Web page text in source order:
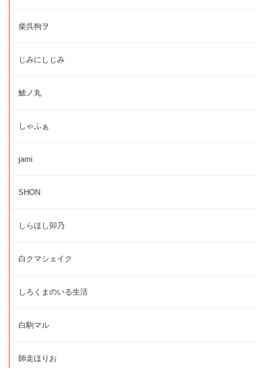
柴呉狗ヲ
じみにしじみ
鯱ノ丸
しゃふぁ
jami
SHON
しらほし卯乃
白クマシェイク
しろくまのいる生活
白駒マル
師走ほりお